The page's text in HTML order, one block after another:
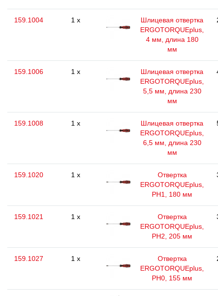
159.1004 1 x
Шлицевая отвертка
ERGOTORQUEplus,
4 мм, длина 180
мм
159.1006 1 x
Шлицевая отвертка
ERGOTORQUEplus,
5,5 мм, длина 230
мм
159.1008 1 x
Шлицевая отвертка
ERGOTORQUEplus,
6,5 мм, длина 230
мм
159.1020 1 x
Отвертка
ERGOTORQUEplus,
РН1, 180 мм
159.1021 1 x
Отвертка
ERGOTORQUEplus,
РН2, 205 мм
159.1027 1 x
Отвертка
ERGOTORQUEplus,
РН0, 155 мм